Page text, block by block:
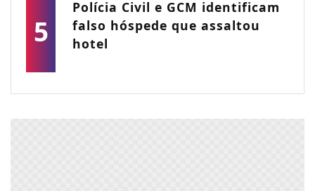
5
Polícia Civil e GCM identificam
falso hóspede que assaltou
hotel